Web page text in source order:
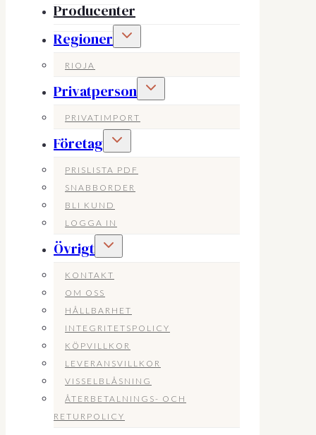
Producenter
Regioner
Toggle
RIOJA
Privatperson
Toggle
PRIVATIMPORT
Företag
Toggle
PRISLISTA PDF
SNABBORDER
BLI KUND
LOGGA IN
Övrigt
Toggle
KONTAKT
OM OSS
HÅLLBARHET
INTEGRITETSPOLICY
KÖPVILLKOR
LEVERANSVILLKOR
VISSELBLÅSNING
ÅTERBETALNINGS- OCH
RETURPOLICY